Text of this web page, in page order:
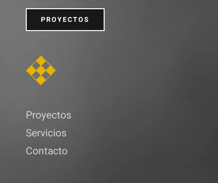
PROYECTOS
Proyectos
Servicios
Contacto